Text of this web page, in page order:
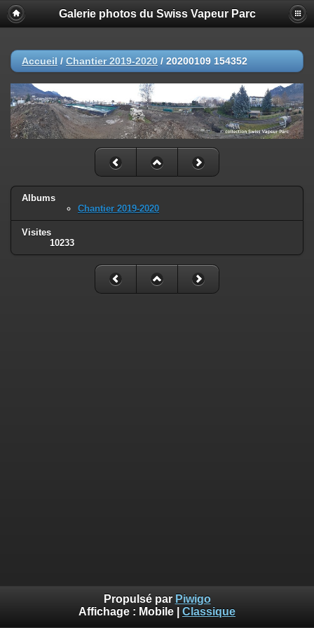
Galerie photos du Swiss Vapeur Parc
Accueil / Chantier 2019-2020 / 20200109 154352
Albums
Chantier 2019-2020
Visites
10233
Propulsé par Piwigo
Affichage : Mobile Classique